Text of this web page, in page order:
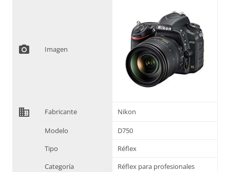
photo_camera Imagen
domain Fabricante Nikon
Modelo
D750
Tipo
Réflex
Categoría
Réflex para profesionales